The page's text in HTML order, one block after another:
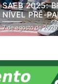
SAEB 2025:
NÍVEL PRÉ-
TEM
7 de agosto de 2026